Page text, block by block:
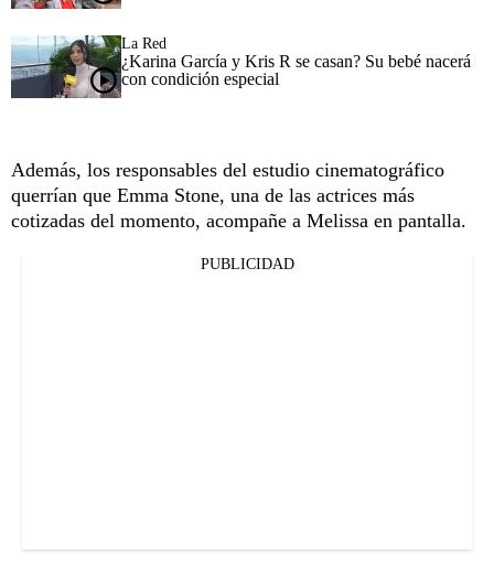
La Red
¿Karina García y Kris R se casan? Su bebé nacerá
con condición especial
Además, los responsables del estudio cinematográfico
querrían que Emma Stone, una de las actrices más
cotizadas del momento, acompañe a Melissa en pantalla.
PUBLICIDAD